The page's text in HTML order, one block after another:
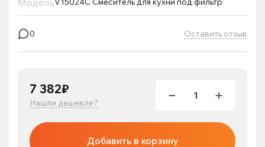
Модель
0 Оставить отзыв
7 382₽
Нашли дешевле?
Добавить в корзину